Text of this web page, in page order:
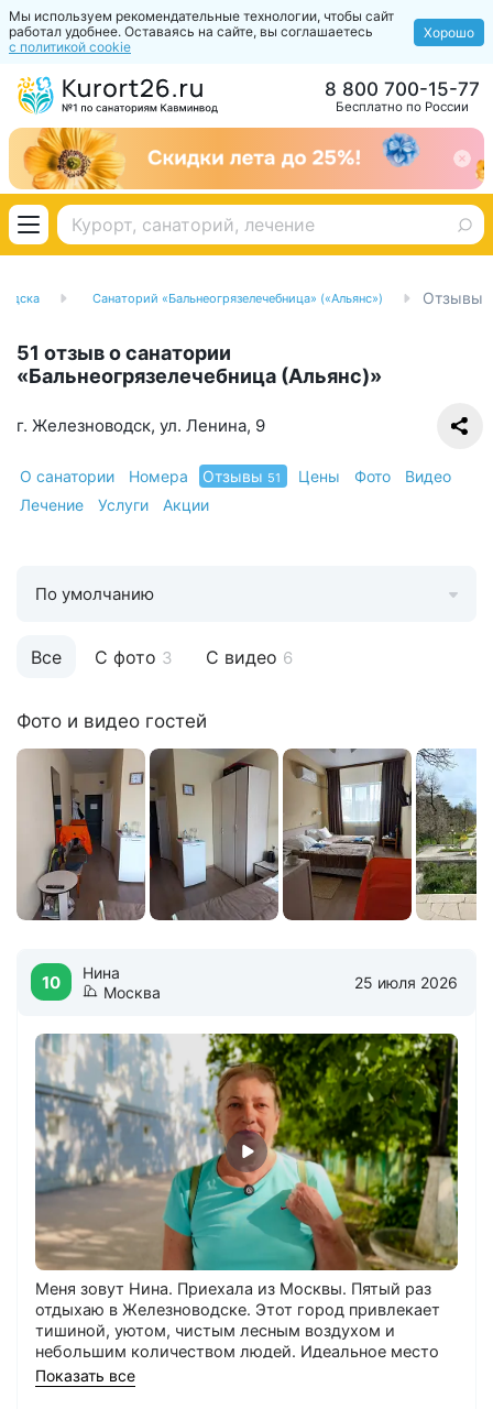
Мы используем рекомендательные технологии, чтобы сайт
работал удобнее. Оставаясь на сайте, вы соглашаетесь
с политикой cookie
Хорошо
Бесплатно по России
8 800 700-15-77
Санаторий «Бальнеогрязелечебница» («Альянс») Отзывы
51 отзыв о санатории
«Бальнеогрязелечебница (Альянс)»
г. Железноводск, ул. Ленина, 9
О санатории Номера Отзывы 51 Цены Фото
Видео
Лечение
Услуги Акции
Все С фото 3 С видео 6
По умолчанию
Фото и видео гостей
10
Нина
Москва
25 июля 2026
Меня зовут Нина. Приехала из Москвы. Пятый раз
отдыхаю в Железноводске. Этот город привлекает
тишиной, уютом, чистым лесным воздухом и
небольшим количеством людей. Идеальное место
для восстановления сил после шумной столицы.
Отдыхаю в санатории «Альянс». Выбор обусловлен
Показать все